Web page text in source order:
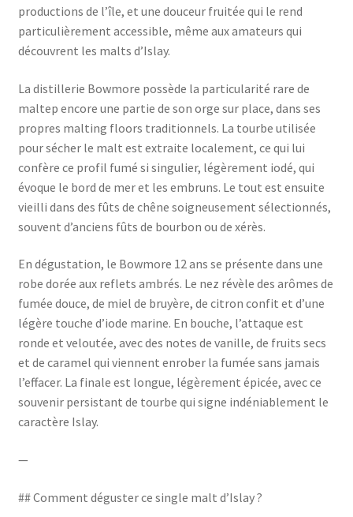
productions de l’île, et une douceur fruitée qui le rend
particulièrement accessible, même aux amateurs qui
découvrent les malts d’Islay.
La distillerie Bowmore possède la particularité rare de
maltер encore une partie de son orge sur place, dans ses
propres malting floors traditionnels. La tourbe utilisée
pour sécher le malt est extraite localement, ce qui lui
confère ce profil fumé si singulier, légèrement iodé, qui
évoque le bord de mer et les embruns. Le tout est ensuite
vieilli dans des fûts de chêne soigneusement sélectionnés,
souvent d’anciens fûts de bourbon ou de xérès.
En dégustation, le Bowmore 12 ans se présente dans une
robe dorée aux reflets ambrés. Le nez révèle des arômes de
fumée douce, de miel de bruyère, de citron confit et d’une
légère touche d’iode marine. En bouche, l’attaque est
ronde et veloutée, avec des notes de vanille, de fruits secs
et de caramel qui viennent enrober la fumée sans jamais
l’effacer. La finale est longue, légèrement épicée, avec ce
souvenir persistant de tourbe qui signe indéniablement le
caractère Islay.
—
## Comment déguster ce single malt d’Islay ?